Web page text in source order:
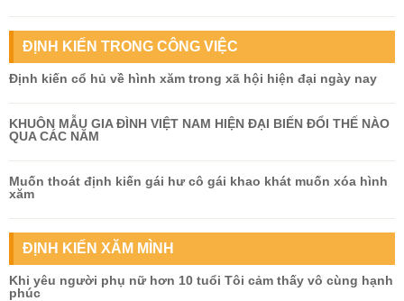
ĐỊNH KIẾN TRONG CÔNG VIỆC
Định kiến cổ hủ về hình xăm trong xã hội hiện đại ngày nay
KHUÔN MẪU GIA ĐÌNH VIỆT NAM HIỆN ĐẠI BIẾN ĐỔI THẾ NÀO
QUA CÁC NĂM
Muốn thoát định kiến gái hư cô gái khao khát muốn xóa hình
xăm
ĐỊNH KIẾN XĂM MÌNH
Khi yêu người phụ nữ hơn 10 tuổi Tôi cảm thấy vô cùng hạnh
phúc